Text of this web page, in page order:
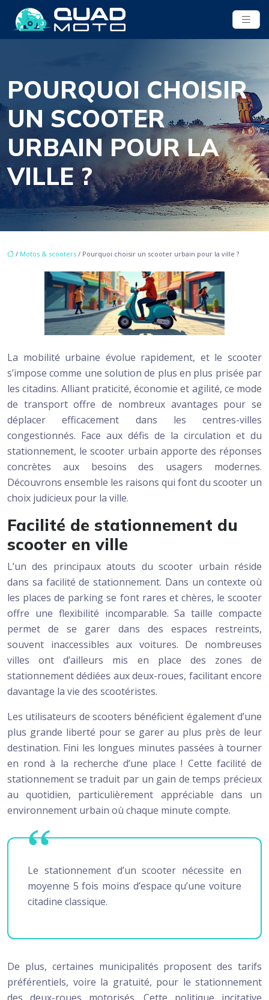
POURQUOI CHOISIR
UN SCOOTER
URBAIN POUR LA
VILLE ?
/ Motos & scooters / Pourquoi choisir un scooter urbain pour la ville ?
La mobilité urbaine évolue rapidement, et le scooter
s’impose comme une solution de plus en plus prisée par
les citadins. Alliant praticité, économie et agilité, ce mode
de transport offre de nombreux avantages pour se
déplacer efficacement dans les centres-villes
congestionnés. Face aux défis de la circulation et du
stationnement, le scooter urbain apporte des réponses
concrètes aux besoins des usagers modernes.
Découvrons ensemble les raisons qui font du scooter un
choix judicieux pour la ville.
Facilité de stationnement du
scooter en ville
L’un des principaux atouts du scooter urbain réside
dans sa facilité de stationnement. Dans un contexte où
les places de parking se font rares et chères, le scooter
offre une flexibilité incomparable. Sa taille compacte
permet de se garer dans des espaces restreints,
souvent inaccessibles aux voitures. De nombreuses
villes ont d’ailleurs mis en place des zones de
stationnement dédiées aux deux-roues, facilitant encore
davantage la vie des scootéristes.
Les utilisateurs de scooters bénéficient également d’une
plus grande liberté pour se garer au plus près de leur
destination. Fini les longues minutes passées à tourner
en rond à la recherche d’une place ! Cette facilité de
stationnement se traduit par un gain de temps précieux
au quotidien, particulièrement appréciable dans un
environnement urbain où chaque minute compte.
Le stationnement d’un scooter nécessite en
moyenne 5 fois moins d’espace qu’une voiture
citadine classique.
De plus, certaines municipalités proposent des tarifs
préférentiels, voire la gratuité, pour le stationnement